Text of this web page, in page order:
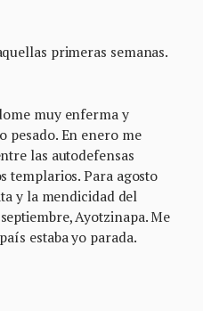
primeras semanas.
muy enferma y
pesado. En enero me
las autodefensas
templarios. Para agosto
y la mendicidad del
Ayotzinapa. Me
estaba yo parada.